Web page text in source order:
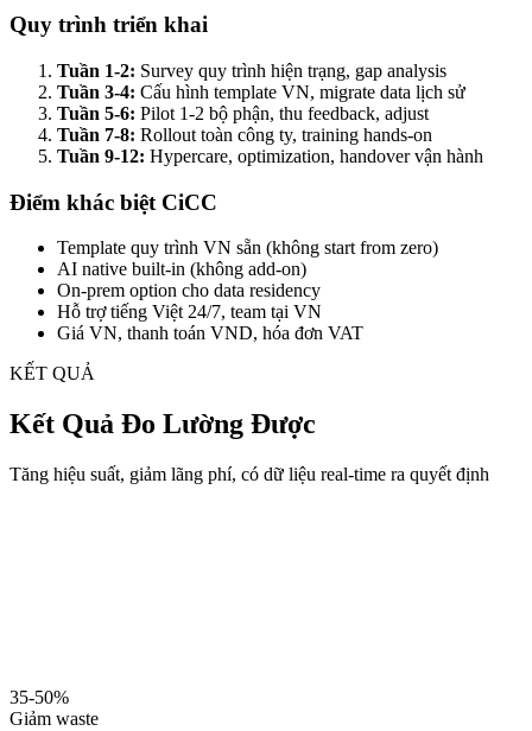
Quy trình triển khai
Tuần 1-2: Survey quy trình hiện trạng, gap analysis
Tuần 3-4: Cấu hình template VN, migrate data lịch sử
Tuần 5-6: Pilot 1-2 bộ phận, thu feedback, adjust
Tuần 7-8: Rollout toàn công ty, training hands-on
Tuần 9-12: Hypercare, optimization, handover vận hành
Điểm khác biệt CiCC
Template quy trình VN sẵn (không start from zero)
AI native built-in (không add-on)
On-prem option cho data residency
Hỗ trợ tiếng Việt 24/7, team tại VN
Giá VN, thanh toán VND, hóa đơn VAT
KẾT QUẢ
Kết Quả Đo Lường Được
Tăng hiệu suất, giảm lãng phí, có dữ liệu real-time ra quyết định
35-50%
Giảm waste